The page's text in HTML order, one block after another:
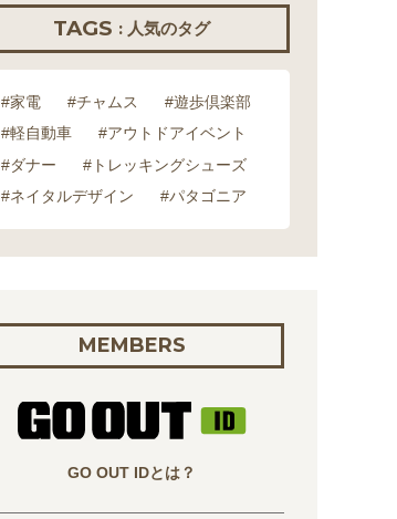
TAGS : 人気のタグ
#家電 #チャムス
#遊歩倶楽部
#軽自動車
#アウトドアイベント
#ダナー
#トレッキングシューズ
#ネイタルデザイン
#パタゴニア
MEMBERS
GO OUT IDとは？